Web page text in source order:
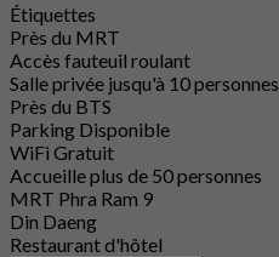
Étiquettes
Près du MRT
Accès fauteuil roulant
Salle privée jusqu'à 10 personnes
Près du BTS
Parking Disponible
WiFi Gratuit
Accueille plus de 50 personnes
MRT Phra Ram 9
Din Daeng
Restaurant d'hôtel